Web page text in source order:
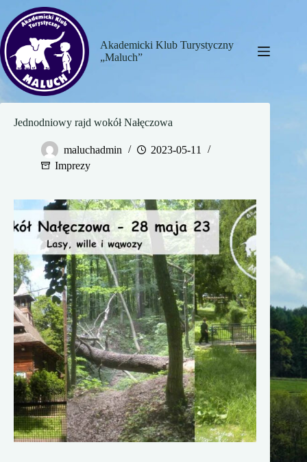
treści
Akademicki Klub Turystyczny
„Maluch”
Jednodniowy rajd wokół Nałęczowa
maluchadmin
2023-05-11
Imprezy